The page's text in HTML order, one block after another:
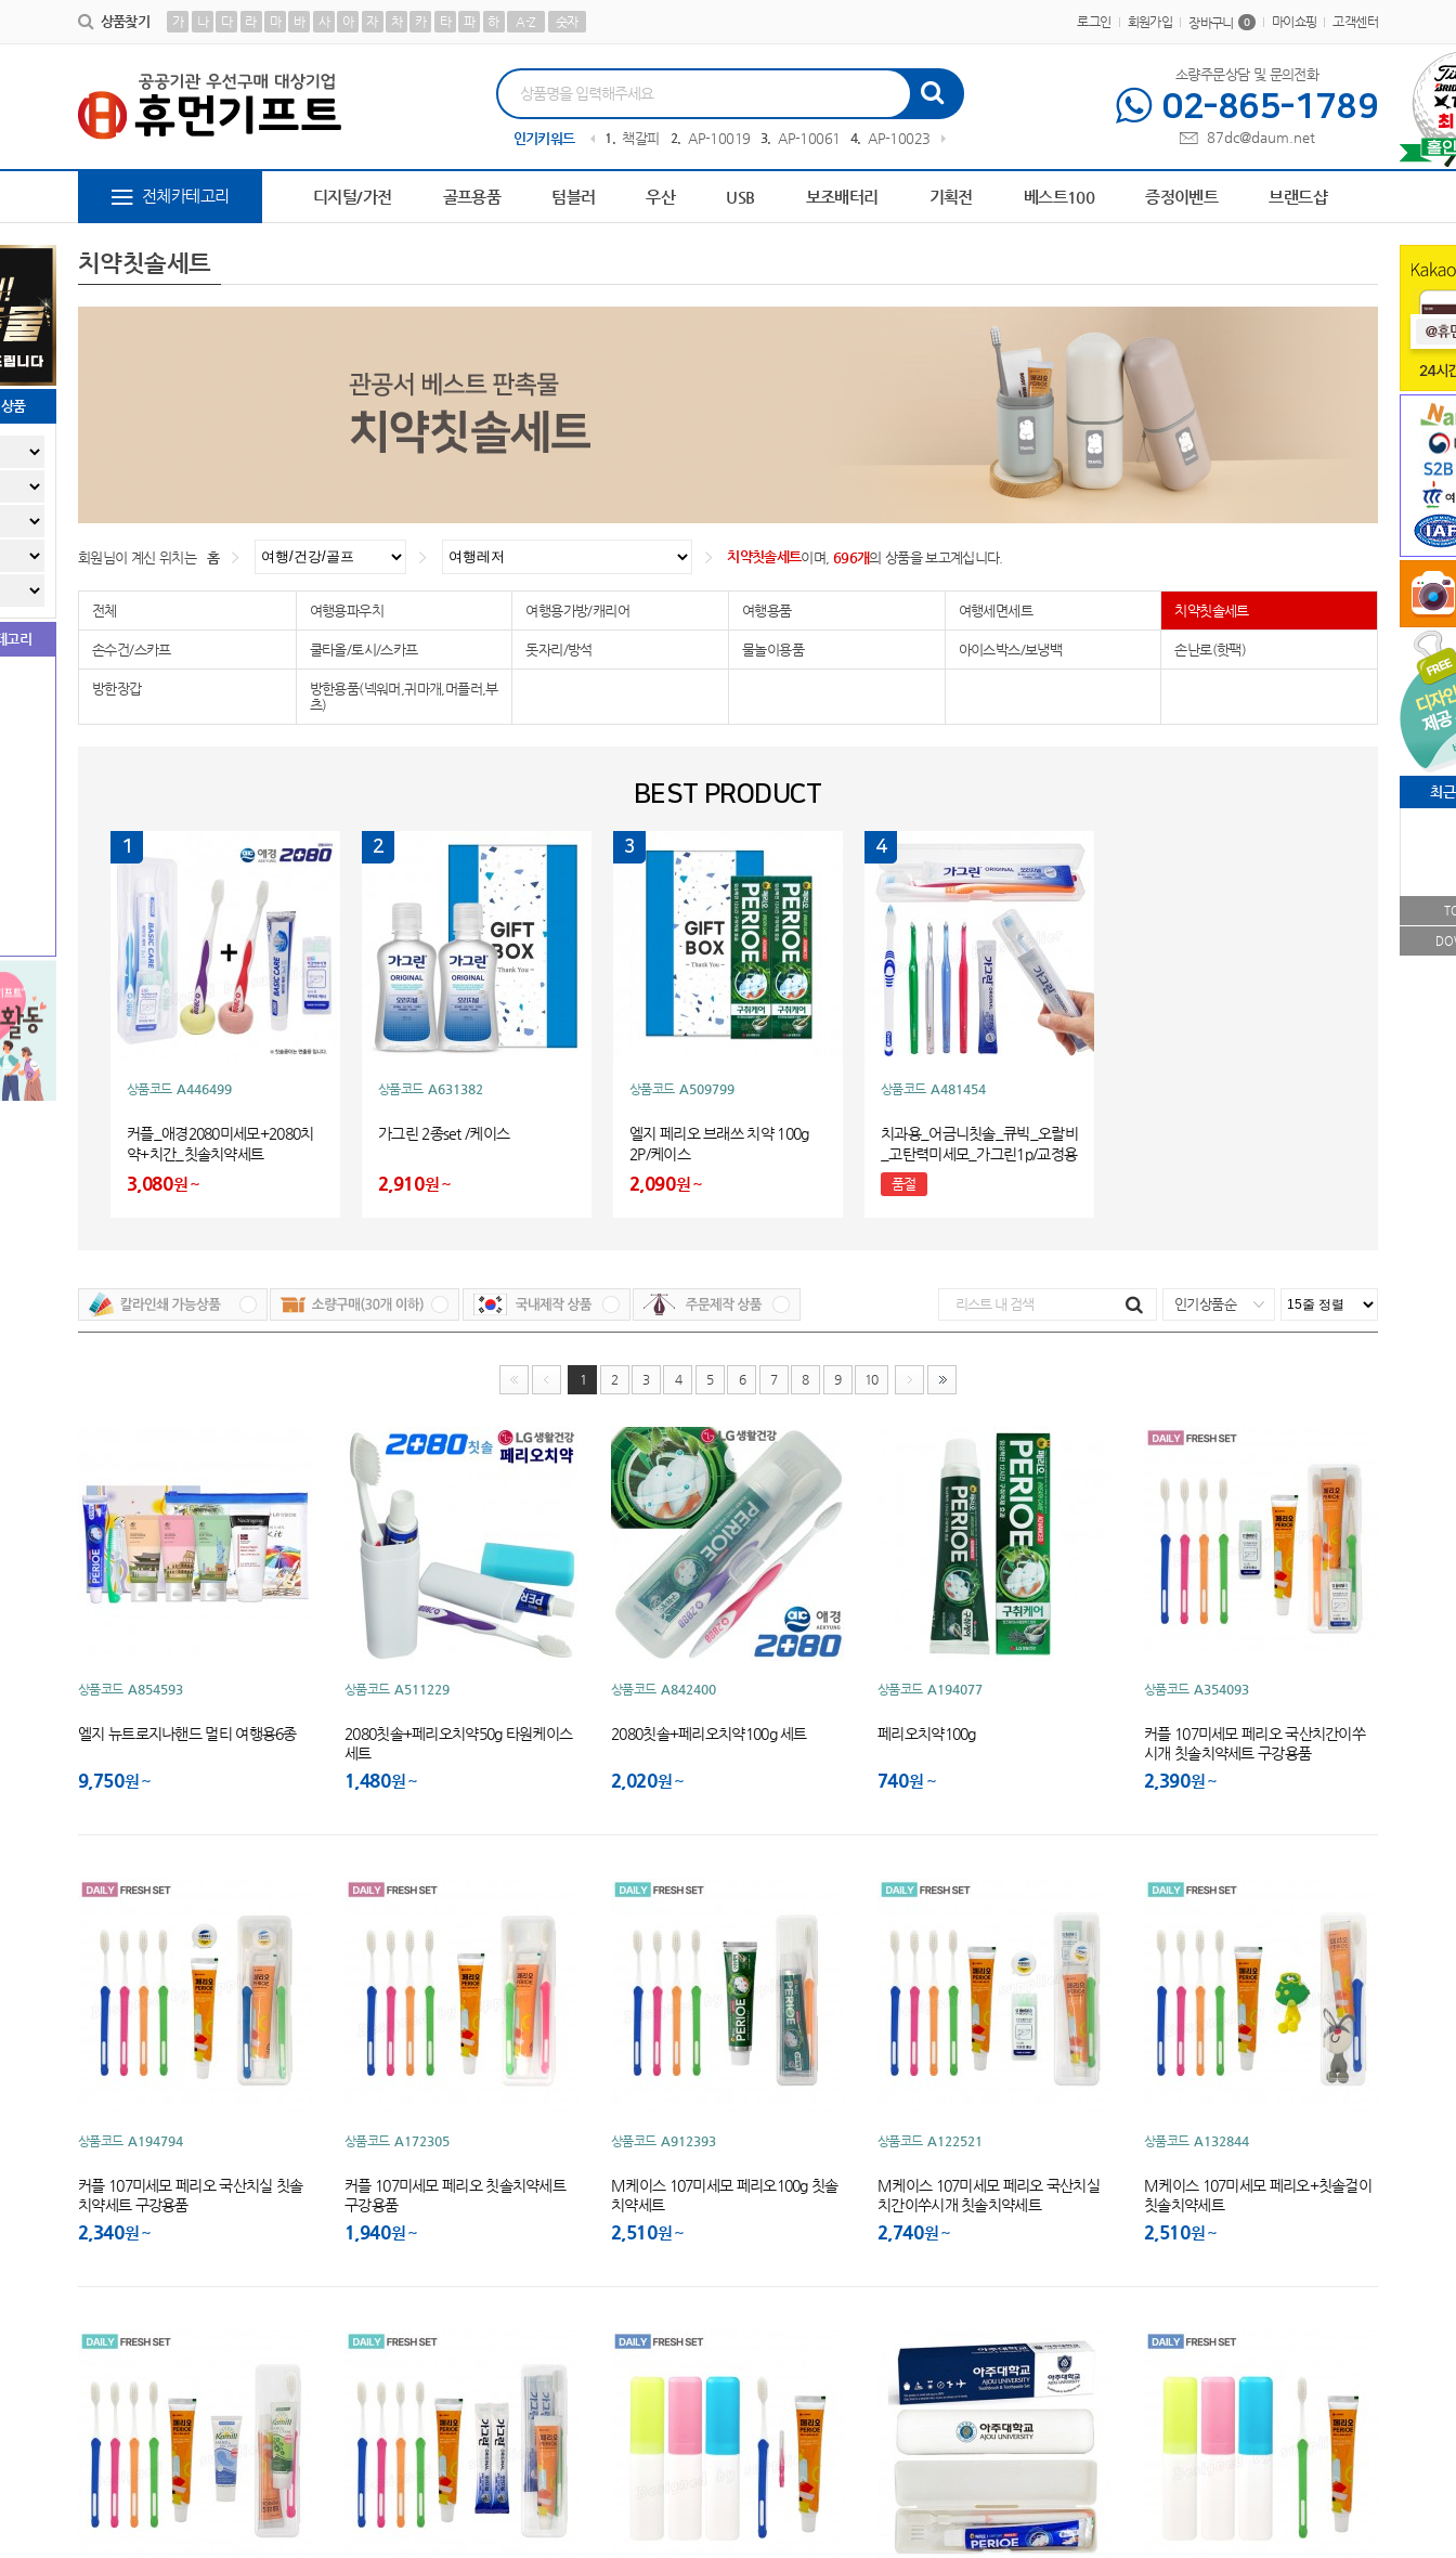
상품찾기 가 나 다 라 마 바 사 아 자 차 카 타 파 하 A-Z 숫자 로그인 회원가입 장바구니 0 마이쇼핑 고객센터
인기키워드
6 브론즈하우스7 10 AP-100209 1 책갈피 2 AP-100194 3 AP-100611 4 AP-100239 5 AP-1006388 AP-1006169 AP-
소량주문상담 및 문의전화
02-865-1789
87dc@daum.net
전체카테고리 디지털/가전 골프용품 텀블러 우산 USB 보조배터리 기획전 베스트100 증정이벤트 브랜드샵
품
고리
최
치약칫솔세트
회원님이 계신 위치는 홈 치약칫솔세트이며, 696개의 상품을 보고계십니다.
전체 여행용파우치 여행용가방/캐리어 여행용품 여행세면세트 치약칫솔세트
손수건/스카프 쿨타올/토시/스카프 돗자리/방석 물놀이용품 아이스박스/보냉백 손난로(핫팩)
방한장갑
방한용품(넥워머,귀마개,머플러,부
츠)
BEST PRODUCT
1
상품코드 A446499
커플_애경2080미세모+2080치
약+치간_칫솔치약세트
3,080원
2
상품코드 A631382
가그린 2종set /케이스
2,910원
3
상품코드 A509799
엘지 페리오 브래쓰 치약 100g
2P/케이스
2,090원
4
상품코드 A481454
치과용_어금니칫솔_큐빅_오랄비
_고탄력미세모_가그린1p/교정용
_칫솔세트
품절
인기상품순
1 2 3 4 5 6 7 8 9 10
상품코드 A854593
엘지 뉴트로지나핸드 멀티 여행용6종
9,750원
상품코드 A511229
2080칫솔+페리오치약50g 타원케이스
세트
1,480원
상품코드 A842400
2080칫솔+페리오치약100g 세트
2,020원
상품코드 A194077
페리오치약100g
740원
상품코드 A354093
커플 107미세모 페리오 국산치간이쑤
시개 칫솔치약세트 구강용품
2,390원
상품코드 A194794
커플 107미세모 페리오 국산치실 칫솔
치약세트 구강용품
2,340원
상품코드 A172305
커플 107미세모 페리오 칫솔치약세트
구강용품
1,940원
상품코드 A912393
M케이스 107미세모 페리오100g 칫솔
치약세트
2,510원
상품코드 A122521
M케이스 107미세모 페리오 국산치실
치간이쑤시개 칫솔치약세트
2,740원
상품코드 A132844
M케이스 107미세모 페리오+칫솔걸이
칫솔치약세트
2,510원